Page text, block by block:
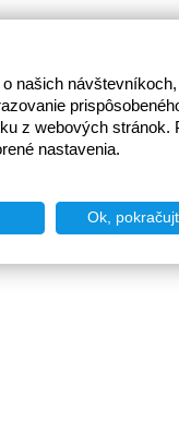
našich
z webových stránok.
nastavenia.
Ok,